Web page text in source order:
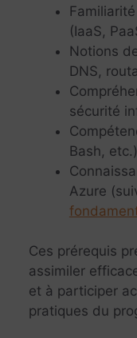
(IaaS,
Notions
DNS,
sécurité
Bash,
Azure
Ces prérequis
assimiler
et à participer
pratiques du